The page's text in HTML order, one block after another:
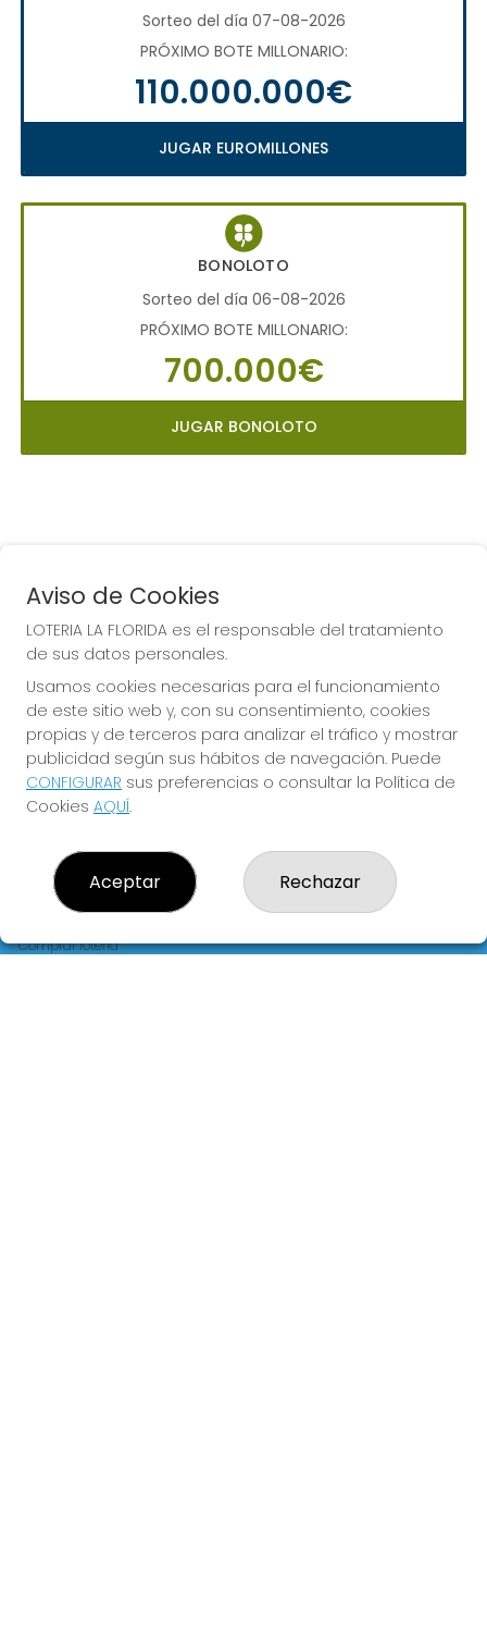
Sorteo del día 07-08-2026
PRÓXIMO BOTE MILLONARIO:
110.000.000€
JUGAR EUROMILLONES
BONOLOTO
Sorteo del día 06-08-2026
PRÓXIMO BOTE MILLONARIO:
700.000€
JUGAR BONOLOTO
COMPRA EN LOTERIA LA
FLORIDA
Y QUE LAS MEIGAS TE
ACOMPAÑEN
LOTERIA LA FLORIDA
Comprar lotería
Aviso de Cookies
LOTERIA LA FLORIDA es el responsable del tratamiento
de sus datos personales.
Usamos cookies necesarias para el funcionamiento
de este sitio web y, con su consentimiento, cookies
propias y de terceros para analizar el tráfico y mostrar
publicidad según sus hábitos de navegación. Puede
CONFIGURAR sus preferencias o consultar la Política de
Cookies AQUÍ.
Aceptar Rechazar